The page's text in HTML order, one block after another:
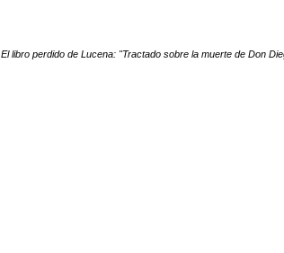
El libro perdido de Lucena: "Tractado sobre la muerte de Don